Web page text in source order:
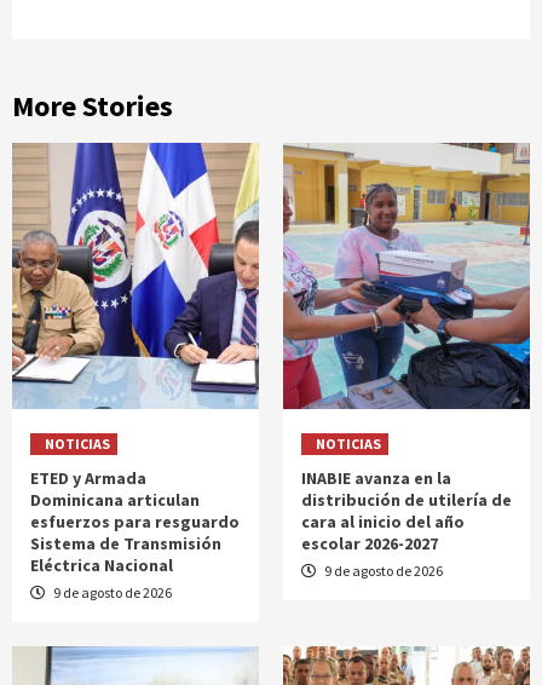
More Stories
NOTICIAS
ETED y Armada
Dominicana articulan
esfuerzos para resguardo
Sistema de Transmisión
Eléctrica Nacional
9 de agosto de 2026
NOTICIAS
INABIE avanza en la
distribución de utilería de
cara al inicio del año
escolar 2026-2027
9 de agosto de 2026